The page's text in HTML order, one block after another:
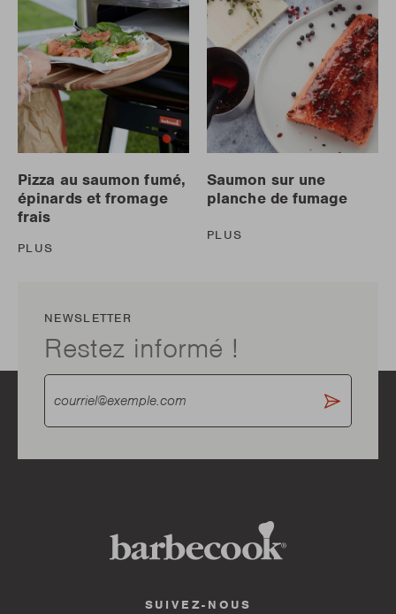
Pizza au saumon fumé,
épinards et fromage
frais
PLUS
Saumon sur une
planche de fumage
PLUS
NEWSLETTER
Restez informé !
SUIVEZ-NOUS